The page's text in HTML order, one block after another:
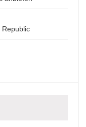
Republic